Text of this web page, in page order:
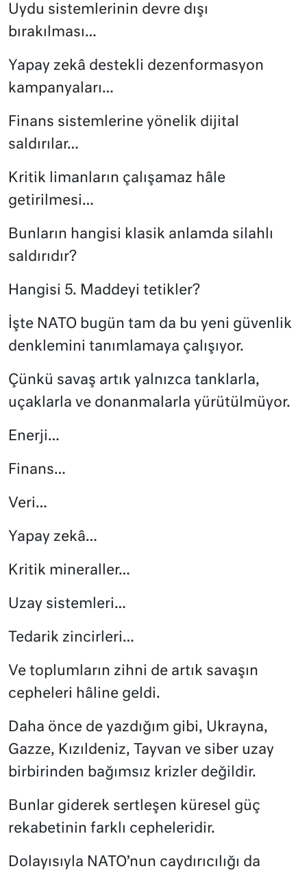
Uydu sistemlerinin devre dışı
bırakılması…
Yapay zekâ destekli dezenformasyon
kampanyaları…
Finans sistemlerine yönelik dijital
saldırılar…
Kritik limanların çalışamaz hâle
getirilmesi…
Bunların hangisi klasik anlamda silahlı
saldırıdır?
Hangisi 5. Maddeyi tetikler?
İşte NATO bugün tam da bu yeni güvenlik
denklemini tanımlamaya çalışıyor.
Çünkü savaş artık yalnızca tanklarla,
uçaklarla ve donanmalarla yürütülmüyor.
Enerji…
Finans…
Veri…
Yapay zekâ…
Kritik mineraller…
Uzay sistemleri…
Tedarik zincirleri…
Ve toplumların zihni de artık savaşın
cepheleri hâline geldi.
Daha önce de yazdığım gibi, Ukrayna,
Gazze, Kızıldeniz, Tayvan ve siber uzay
birbirinden bağımsız krizler değildir.
Bunlar giderek sertleşen küresel güç
rekabetinin farklı cepheleridir.
Dolayısıyla NATO’nun caydırıcılığı da